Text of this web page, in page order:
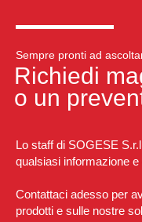
Sempre pronti ad
Richiedi
o un
Lo staff di SOGESE
qualsiasi informazione
Contattaci adesso per
prodotti e sulle nostre